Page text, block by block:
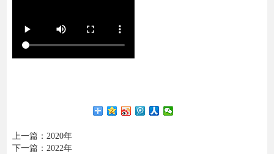
上一篇 ：2020年
下一篇 ：2022年